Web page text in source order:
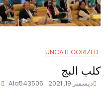
UNCATEGORIZED
كلب البج
ديسمبر 19, 2021 Ala543505